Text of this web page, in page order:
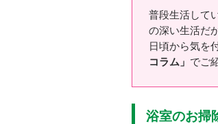
普段生活して
の深い生活だ
日頃から気を
コラム」 でご
浴室のお掃